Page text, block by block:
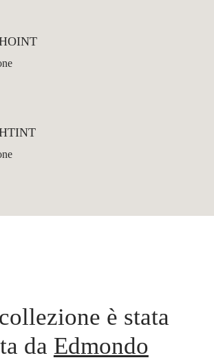
è stata
da Edmondo